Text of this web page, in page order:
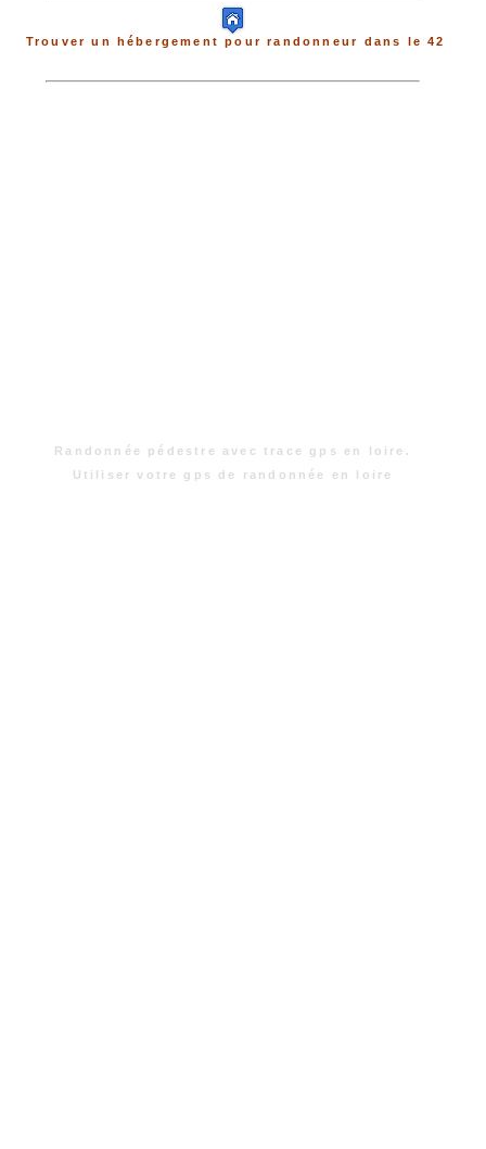
Trouver un hébergement pour randonneur dans le 42
Randonnée pédestre avec trace gps en loire.
Utiliser votre gps de randonnée en loire